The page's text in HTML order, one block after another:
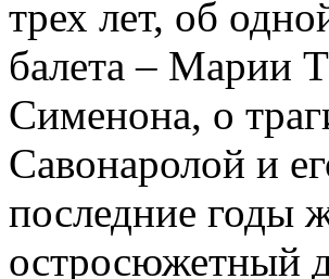
трех лет, об
балета – Марии
Сименона, о
Савонаролой и
последние годы
остросюжетный